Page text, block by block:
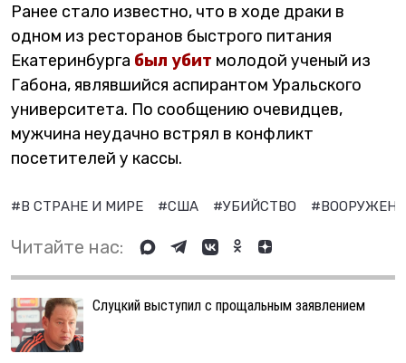
Ранее стало известно, что в ходе драки в
одном из ресторанов быстрого питания
Екатеринбурга был убит молодой ученый из
Габона, являвшийся аспирантом Уральского
университета. По сообщению очевидцев,
мужчина неудачно встрял в конфликт
посетителей у кассы.
#В СТРАНЕ И МИРЕ #США #УБИЙСТВО
Читайте нас:
Слуцкий выступил с прощальным заявлением